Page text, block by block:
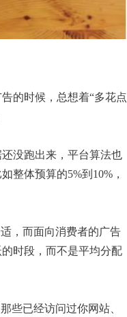
的时候，总想着“多花点
没跑出来，平台算法也
整体预算的5%到10%，
，而面向消费者的广告
时段，而不是平均分配
些已经访问过你网站、